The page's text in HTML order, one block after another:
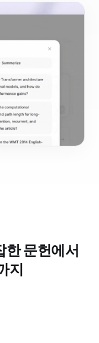
한 문헌에서
지